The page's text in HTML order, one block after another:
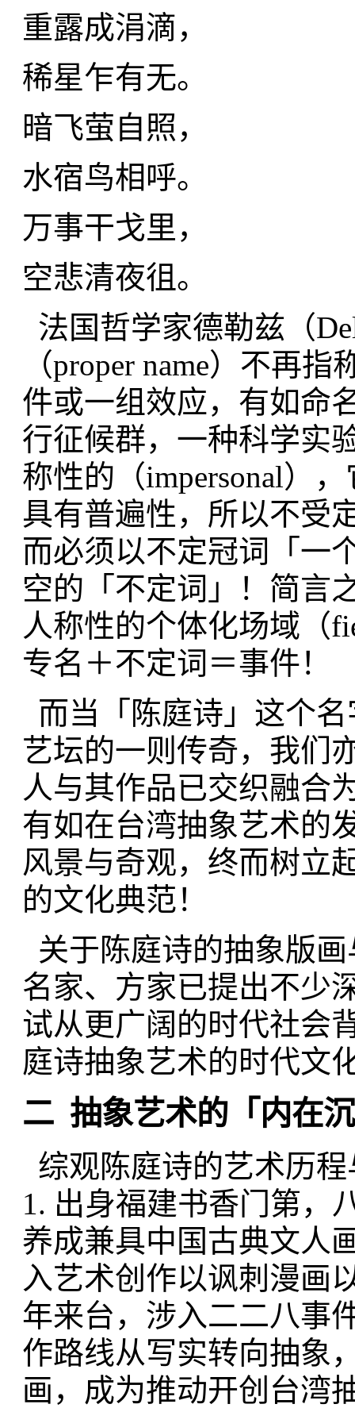
重露成涓滴，
稀星乍有无。
暗飞萤自照，
水宿鸟相呼。
万事干戈里，
空悲清夜徂。
法国哲学家德勒兹（
（proper name）不再
件或一组效应，有如命
行征候群，一种科学实
称性的（impersonal）
具有普遍性，所以不受
而必须以不定冠词「一
空的「不定词」！简言
人称性的个体化场域（
专名＋不定词＝事件！
而当「陈庭诗」这个
艺坛的一则传奇，我们
人与其作品已交织融合
有如在台湾抽象艺术的
风景与奇观，终而树立
的文化典范！
关于陈庭诗的抽象版
名家、方家已提出不少
试从更广阔的时代社会
庭诗抽象艺术的时代文
二 抽象艺术的「内在
综观陈庭诗的艺术历
1. 出身福建书香门第，
养成兼具中国古典文人
入艺术创作以讽刺漫画
年来台，涉入二二八事
作路线从写实转向抽象
画，成为推动开创台湾